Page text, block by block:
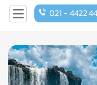
021 - 4422